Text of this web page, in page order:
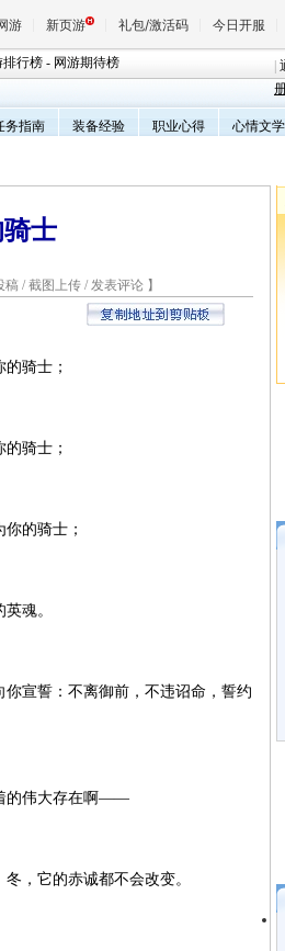
游 新页游 礼包/激活码 今日开服
排行榜 - 网游期待榜
务指南 装备经验 职业心得 心情文学
士
稿 / 截图上传 / 发表评论 】
骑士；
骑士；
的骑士；
魂。
宣誓：不离御前，不违诏命，誓约
的伟大存在啊——
，它的赤诚都不会改变。